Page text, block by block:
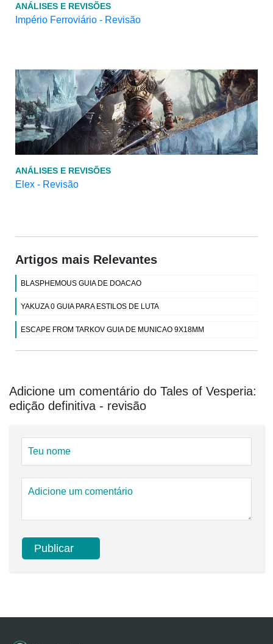
ANÁLISES E REVISÕES
Império Ferroviário - Revisão
ANÁLISES E REVISÕES
Elex - Revisão
Artigos mais Relevantes
BLASPHEMOUS GUIA DE DOACAO
YAKUZA 0 GUIA PARA ESTILOS DE LUTA
ESCAPE FROM TARKOV GUIA DE MUNICAO 9X18MM
Adicione um comentário do Tales of Vesperia:
edição definitiva - revisão